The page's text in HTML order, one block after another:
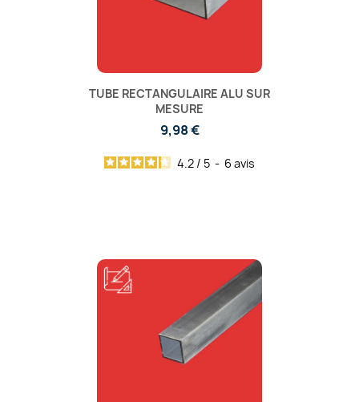
TUBE RECTANGULAIRE ALU SUR
MESURE
9,98 €
4.2 / 5 - 6 avis